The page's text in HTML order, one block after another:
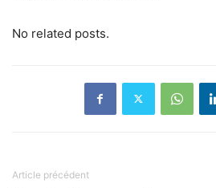
No related posts.
Article précédent